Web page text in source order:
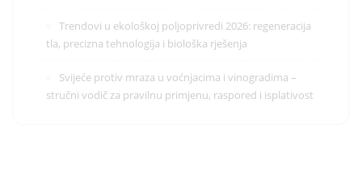
Trendovi u ekološkoj poljoprivredi 2026: regeneracija
tla, precizna tehnologija i biološka rješenja
Svijeće protiv mraza u voćnjacima i vinogradima –
stručni vodič za pravilnu primjenu, raspored i isplativost